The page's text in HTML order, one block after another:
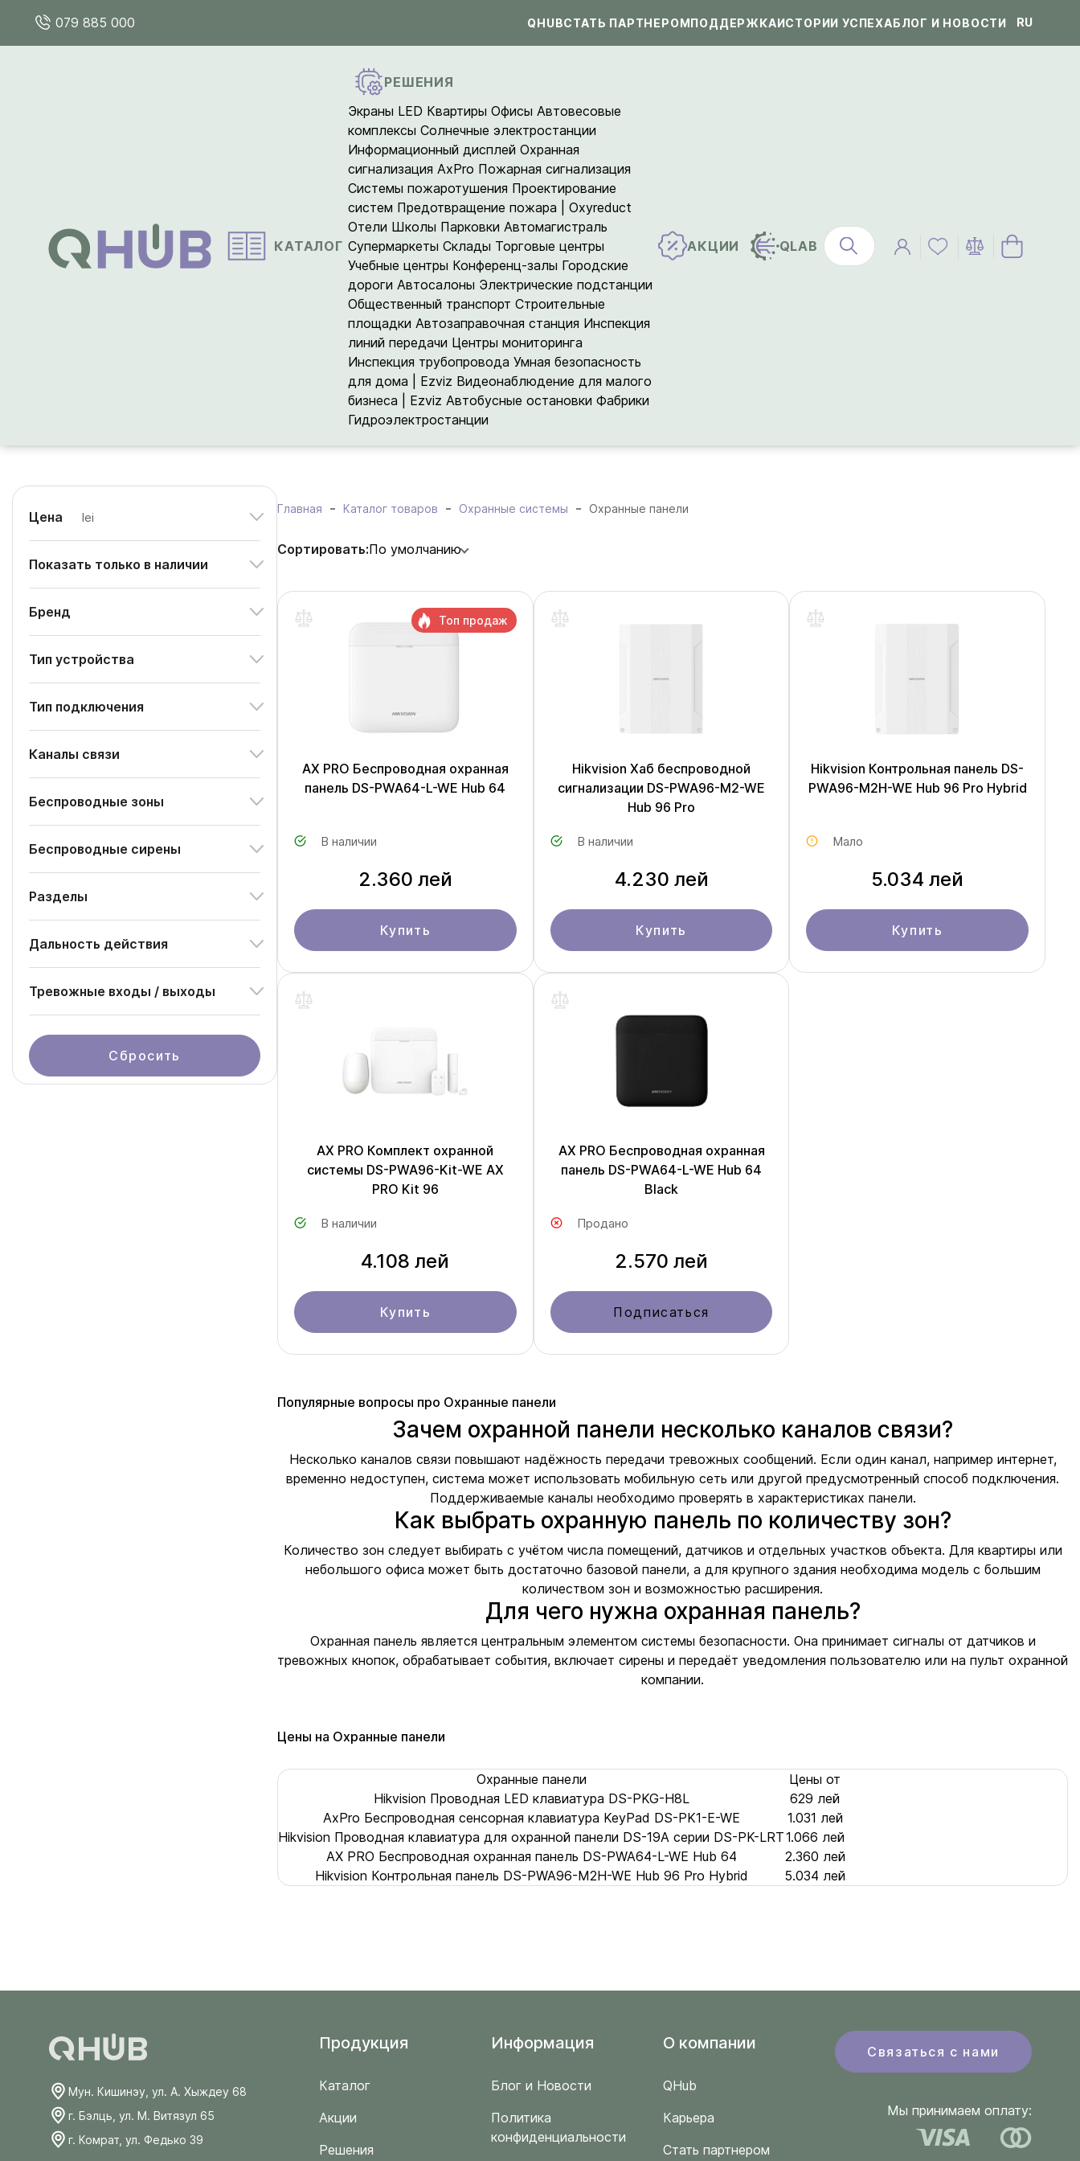
079 885 000 QHUBСТАТЬ ПАРТНЕРОМПОДДЕРЖКАИСТОРИИ УСПЕХАБЛОГ И НОВОСТИ RU
КАТАЛОГ
РЕШЕНИЯ
Экраны LED Квартиры Офисы Автовесовые
комплексыСолнечные электростанции
Информационный дисплей Охранная
сигнализация AxPro Пожарная сигнализация
Системы пожаротушения Проектирование
систем Предотвращение пожара | Oxyreduct
Отели Школы Парковки Автомагистраль
Супермаркеты Склады Торговые центры
Учебные центры Конференц-залы Городские
дороги Автосалоны Электрические подстанции
Общественный транспорт Строительные
площадки Автозаправочная станция Инспекция
линий передачи Центры мониторинга
Инспекция трубопровода Умная безопасность
для дома | Ezviz Видеонаблюдение для малого
бизнеса | Ezviz Автобусные остановки Фабрики
Гидроэлектростанции
АКЦИИ QLAB
Цена lei
Показать только в наличии
Бренд
Тип устройства
Тип подключения
Каналы связи
Беспроводные зоны
Беспроводные сирены
Разделы
Дальность действия
Тревожные входы / выходы
Сбросить
Главная Каталог товаров Охранные системы Охранные панели
Сортировать:По умолчанию
AX PRO Беспроводная охранная
панель DS-PWA64-L-WE Hub 64
В наличии
2.360 лей
Купить
Топ продаж
Hikvision Хаб беспроводной
сигнализации DS-PWA96-M2-WE
Hub 96 Pro
В наличии
4.230 лей
Купить
Hikvision Контрольная панель DS-
PWA96-M2H-WE Hub 96 Pro Hybrid
Мало
5.034 лей
Купить
AX PRO Комплект охранной
системы DS-PWA96-Kit-WE AX
PRO Kit 96
В наличии
4.108 лей
Купить
AX PRO Беспроводная охранная
панель DS-PWA64-L-WE Hub 64
Black
Продано
2.570 лей
Подписаться
Популярные вопросы про Охранные панели
Зачем охранной панели несколько каналов связи?
Несколько каналов связи повышают надёжность передачи тревожных сообщений. Если один канал, например интернет,
временно недоступен, система может использовать мобильную сеть или другой предусмотренный способ подключения.
Поддерживаемые каналы необходимо проверять в характеристиках панели.
Как выбрать охранную панель по количеству зон?
Количество зон следует выбирать с учётом числа помещений, датчиков и отдельных участков объекта. Для квартиры или
небольшого офиса может быть достаточно базовой панели, а для крупного здания необходима модель с большим
количеством зон и возможностью расширения.
Для чего нужна охранная панель?
Охранная панель является центральным элементом системы безопасности. Она принимает сигналы от датчиков и
тревожных кнопок, обрабатывает события, включает сирены и передаёт уведомления пользователю или на пульт охранной
компании.
Цены на Охранные панели
Охранные панели
Цены от
Hikvision Проводная LED клавиатура DS-PKG-H8L
629 лей
AxPro Беспроводная сенсорная клавиатура KeyPad DS-PK1-E-WE
1.031 лей
Hikvision Проводная клавиатура для охранной панели DS-19A серии DS-PK-LRT1.066 лей
AX PRO Беспроводная охранная панель DS-PWA64-L-WE Hub 64
2.360 лей
Hikvision Контрольная панель DS-PWA96-M2H-WE Hub 96 Pro Hybrid
5.034 лей
Мун. Кишинэу, ул. А. Хыждеу 68
г. Бэлць, ул. М. Витязул 65
г. Комрат, ул. Федько 39
Продукция
Каталог
Акции
Решения
Информация
Блог и Новости
Политика
конфиденциальности
O компании
QHub
Карьера
Стать партнером
Связаться с нами
Мы принимаем оплату: